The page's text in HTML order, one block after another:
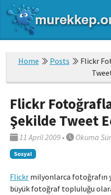
Home Posts
Flickr
Flickr
Şekilde Tweet
11 April 2009• Okuma
Sosyal
Flickr milyonlarca fotoğrafın
büyük fotoğraf topluluğu